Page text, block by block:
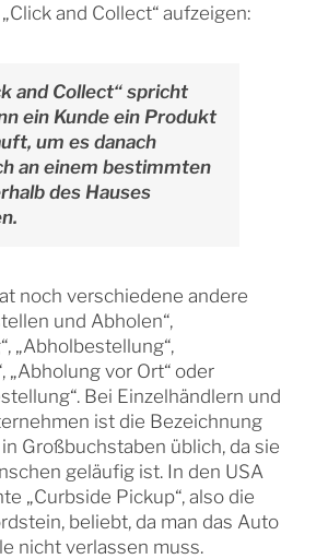
and Collect“ aufzeigen:
and Collect“ spricht
ein Kunde ein Produkt
um es danach
an einem bestimmten
des Hauses
noch verschiedene andere
und Abholen“,
„Abholbestellung“,
„Abholung vor Ort“ oder
Bei Einzelhändlern und
ist die Bezeichnung
Großbuchstaben üblich, da sie
geläufig ist. In den USA
„Curbside Pickup“, also die
beliebt, da man das Auto
nicht verlassen muss.